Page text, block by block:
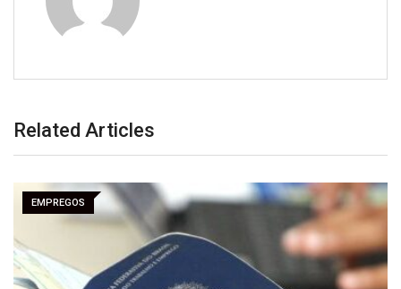
Related Articles
EMPREGOS